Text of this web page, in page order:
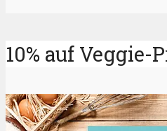
10% auf Veggie-